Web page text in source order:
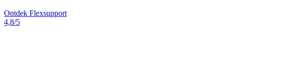
Ontdek Flexsupport
4,8/5